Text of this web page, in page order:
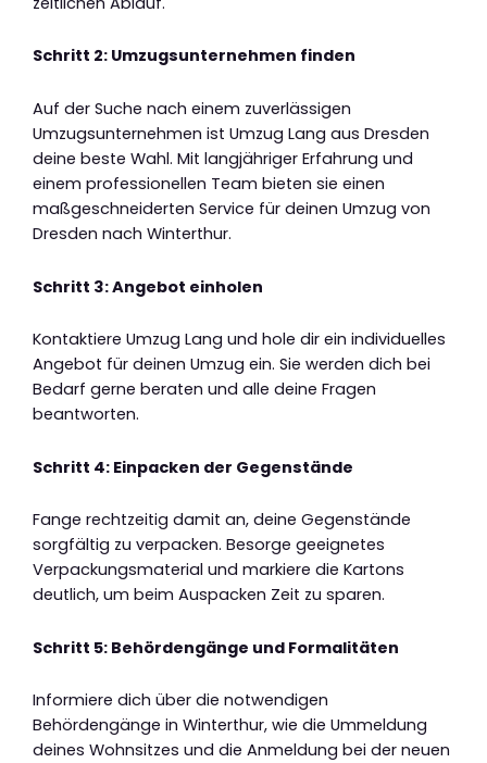
Schritt 2: Umzugsunternehmen finden
Auf der Suche nach einem zuverlässigen
Umzugsunternehmen ist Umzug Lang aus Dresden
deine beste Wahl. Mit langjähriger Erfahrung und
einem professionellen Team bieten sie einen
maßgeschneiderten Service für deinen Umzug von
Dresden nach Winterthur.
Schritt 3: Angebot einholen
Kontaktiere Umzug Lang und hole dir ein individuelles
Angebot für deinen Umzug ein. Sie werden dich bei
Bedarf gerne beraten und alle deine Fragen
beantworten.
Schritt 4: Einpacken der Gegenstände
Fange rechtzeitig damit an, deine Gegenstände
sorgfältig zu verpacken. Besorge geeignetes
Verpackungsmaterial und markiere die Kartons
deutlich, um beim Auspacken Zeit zu sparen.
Schritt 5: Behördengänge und Formalitäten
Informiere dich über die notwendigen
Behördengänge in Winterthur, wie die Ummeldung
deines Wohnsitzes und die Anmeldung bei der neuen